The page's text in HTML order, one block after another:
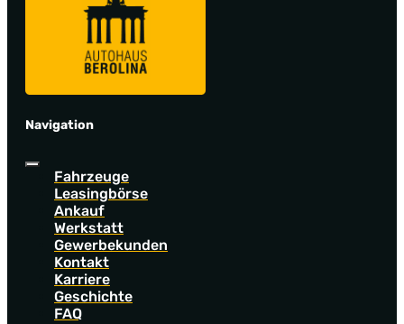
Navigation
Fahrzeuge
Leasingbörse
Ankauf
Werkstatt
Gewerbekunden
Kontakt
Karriere
Geschichte
FAQ